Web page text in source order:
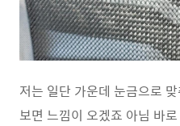
저는 일단 가운데 눈금으로
보면 느낌이 오겠죠 아님 바